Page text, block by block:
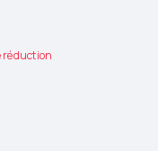
réduction